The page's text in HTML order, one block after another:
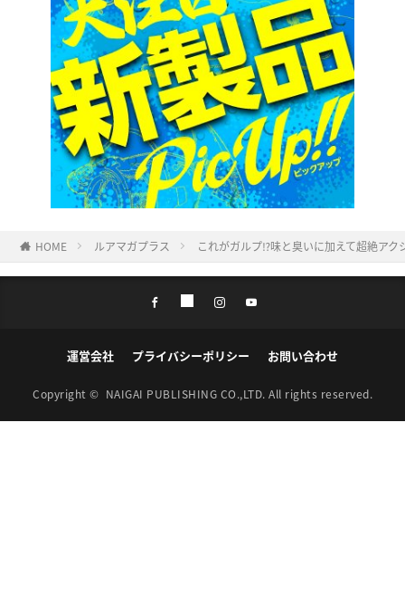
HOME ルアマガプラス これがガルプ⁉味と臭いに加えて超絶ア
運営会社 プライバシーポリシー お問い合わせ
Copyright © NAIGAI PUBLISHING CO.,LTD. All rights reserved.